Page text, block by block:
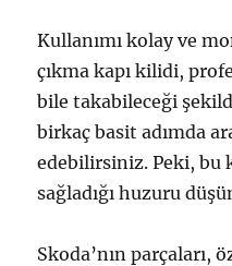
Kullanımı kolay ve
çıkma kapı kilidi,
bile takabileceği
birkaç basit adımda
edebilirsiniz. Peki, bu
sağladığı huzuru
Skoda’nın parçaları,